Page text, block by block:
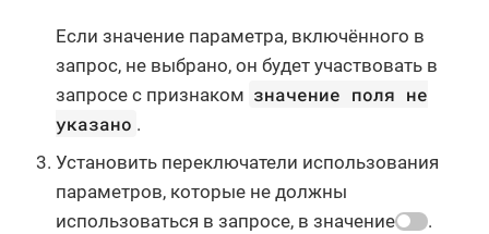
Если значение параметра, включённого в
запрос, не выбрано, он будет участвовать в
запросе с признаком значение поля не
указано .
Установить переключатели использования
параметров, которые не должны
использоваться в запросе, в значение
.